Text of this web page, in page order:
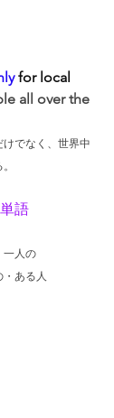
for local
all over the
でなく、世界中
語
一人の
ある人